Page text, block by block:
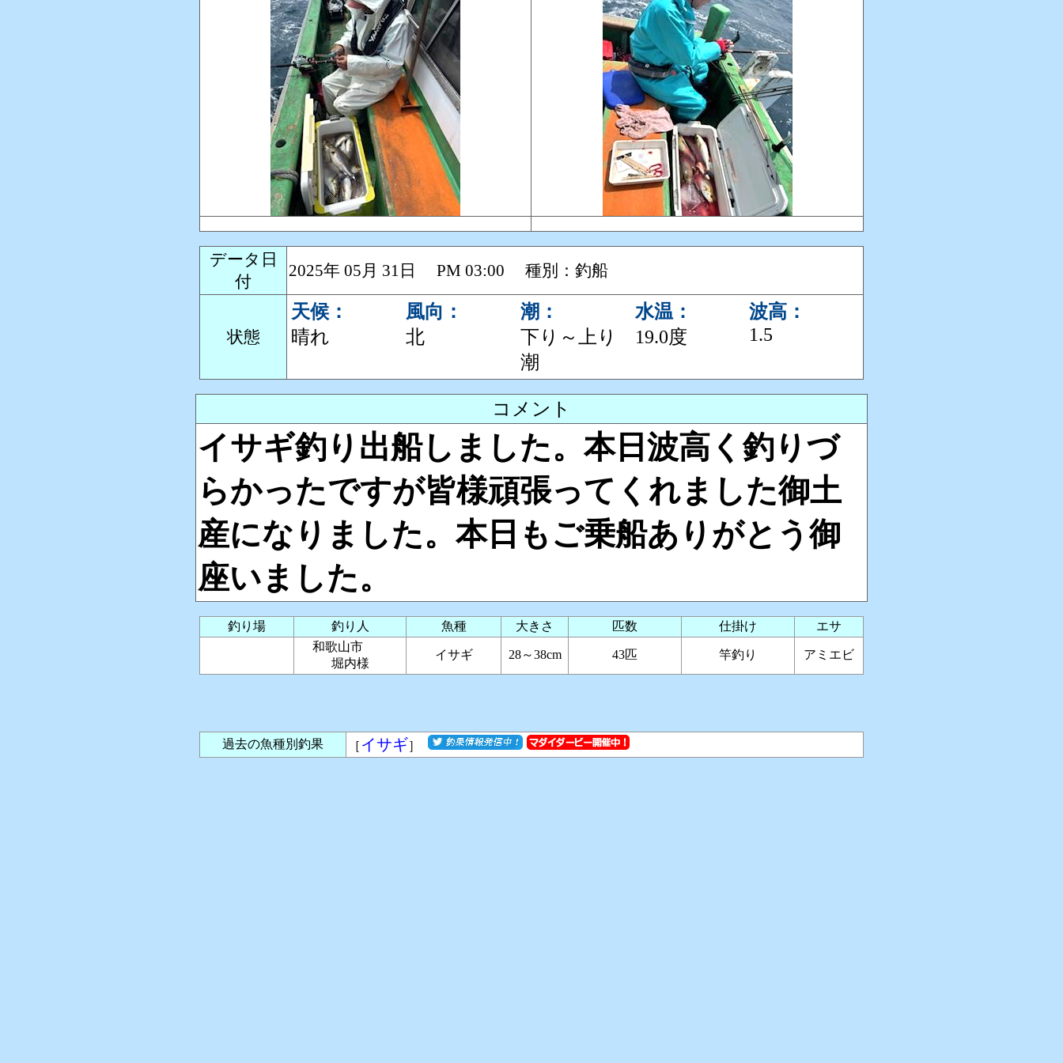
データ日
付
2025年 05月 31日 PM 03:00 種別：釣船
状態
天候：
晴れ
風向：
北
潮：
下り～上り
潮
水温：
19.0度
波高：
1.5
コメント
イサギ釣り出船しました。本日波高く釣りづ
らかったですが皆様頑張ってくれました御土
産になりました。本日もご乗船ありがとう御
座いました。
釣り場 釣り人 魚種 大きさ 匹数 仕掛け
エサ
和歌山市
堀内様
イサギ 28～38cm 43匹 竿釣り アミエビ
過去の魚種別釣果 ［ イサギ］